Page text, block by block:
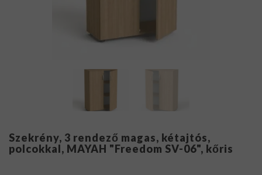
Szekrény, 3 rendező magas, kétajtós,
polcokkal, MAYAH "Freedom SV-06", kőris